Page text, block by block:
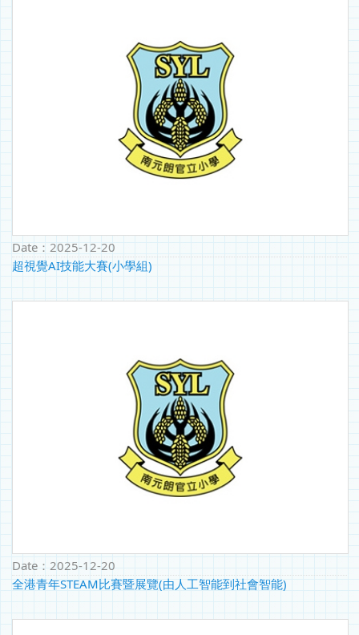
Date： 2025-12-20
超視覺AI技能大賽(小學組)
Date： 2025-12-20
全港青年STEAM比賽暨展覽(由人工智能到社會智能)